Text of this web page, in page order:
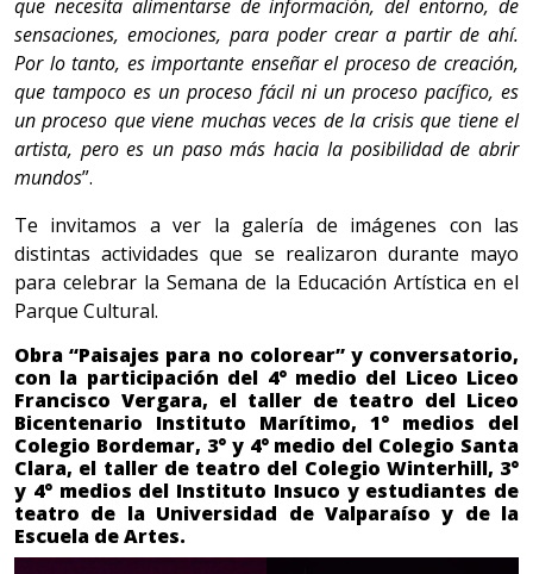
que necesita alimentarse de información, del entorno, de
sensaciones, emociones, para poder crear a partir de ahí.
Por lo tanto, es importante enseñar el proceso de creación,
que tampoco es un proceso fácil ni un proceso pacífico, es
un proceso que viene muchas veces de la crisis que tiene el
artista, pero es un paso más hacia la posibilidad de abrir
mundos”.
Te invitamos a ver la galería de imágenes con las
distintas actividades que se realizaron durante mayo
para celebrar la Semana de la Educación Artística en el
Parque Cultural.
Obra “Paisajes para no colorear” y conversatorio,
con la participación del 4° medio del Liceo Liceo
Francisco Vergara, el taller de teatro del Liceo
Bicentenario Instituto Marítimo, 1° medios del
Colegio Bordemar, 3° y 4° medio del Colegio Santa
Clara, el taller de teatro del Colegio Winterhill, 3°
y 4° medios del Instituto Insuco y estudiantes de
teatro de la Universidad de Valparaíso y de la
Escuela de Artes.